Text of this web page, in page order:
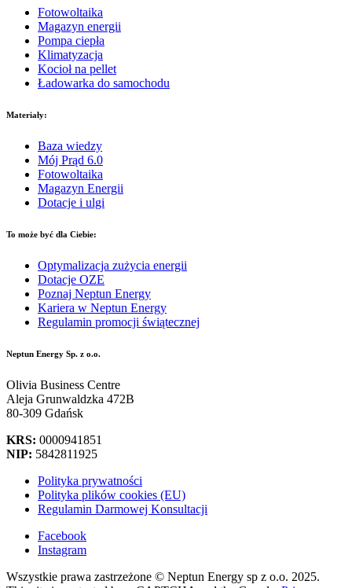
Fotowoltaika
Magazyn energii
Pompa ciepła
Klimatyzacja
Kocioł na pellet
Ładowarka do samochodu
Materiały:
Baza wiedzy
Mój Prąd 6.0
Fotowoltaika
Magazyn Energii
Dotacje i ulgi
To może być dla Ciebie:
Optymalizacja zużycia energii
Dotacje OZE
Poznaj Neptun Energy
Kariera w Neptun Energy
Regulamin promocji świątecznej
Neptun Energy Sp. z o.o.
Olivia Business Centre
Aleja Grunwaldzka 472B
80-309 Gdańsk
KRS: 0000941851
NIP: 5842811925
Polityka prywatności
Polityka plików cookies (EU)
Regulamin Darmowej Konsultacji
Facebook
Instagram
Wszystkie prawa zastrzeżone © Neptun Energy sp z o.o. 2025.